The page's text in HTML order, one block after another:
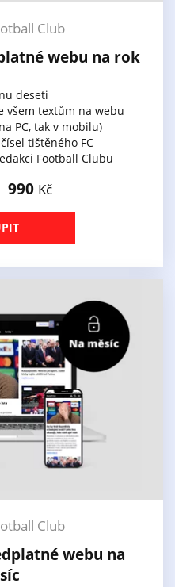
Club
webu na rok
deseti
všem textům na webu
PC, tak v mobilu)
tištěného FC
Football Clubu
990 Kč
Club
webu na